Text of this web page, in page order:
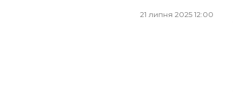
21 липня 2025 12:00